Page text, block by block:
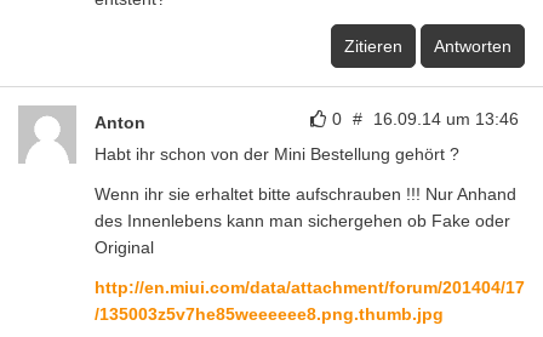
Zitieren Antworten
0 # 16.09.14 um 13:46
Anton
Habt ihr schon von der Mini Bestellung gehört ?
Wenn ihr sie erhaltet bitte aufschrauben !!! Nur Anhand
des Innenlebens kann man sichergehen ob Fake oder
Original
http://en.miui.com/data/attachment/forum/201404/17
/135003z5v7he85weeeeee8.png.thumb.jpg